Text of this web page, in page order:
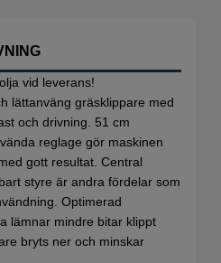
vid leverans!
lättanväng gräsklippare med
och drivning. 51 cm
reglage gör maskinen
gott resultat. Central
styre är andra fördelar som
Optimerad
lämnar mindre bitar klippt
bryts ner och minskar